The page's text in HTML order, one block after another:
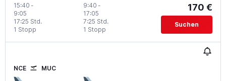
15:40 -
9:05
1 Stopp
17:25 Std.
9:40 -
17:05
1 Stopp
7:25 Std.
170 €
Suchen
NCE MUC